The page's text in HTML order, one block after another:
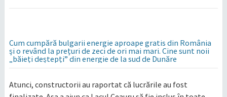
Cum cumpără bulgarii energie aproape gratis din România
și o revând la prețuri de zeci de ori mai mari. Cine sunt noii
„băieți deștepți” din energie de la sud de Dunăre
Atunci, constructorii au raportat că lucrările au fost